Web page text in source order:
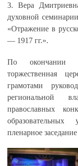
3. Вера
духовной
«Отражение в
— 1917 гг.».
По окончании
торжественная
грамотами
региональной
православных
пленарное